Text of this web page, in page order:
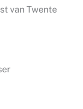
van Twente